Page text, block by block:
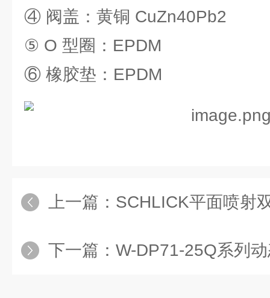
④ 阀盖：黄铜 CuZn40Pb2
⑤ O 型圈：EPDM
⑥ 橡胶垫：EPDM
上一篇： SCHLICK平面喷射
下一篇： W-DP71-25Q系列动态